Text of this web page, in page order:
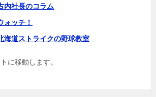
内社長のコラム
ォッチ！
海道ストライクの野球教室
に移動します。